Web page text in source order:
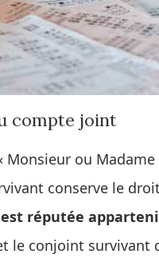
compte joint
ou
conserve le
réputée
le conjoint survivant